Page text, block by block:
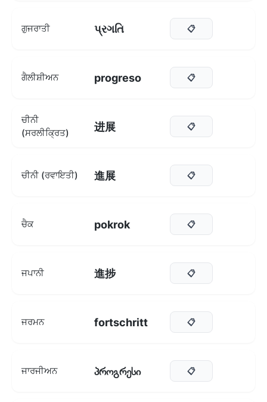
ਗੁਜਰਾਤੀ પ્રગતિ 📋
ਗੈਲੀਸ਼ੀਅਨ progreso 📋
ਚੀਨੀ
(ਸਰਲੀਕ੍ਰਿਤ)
进展 📋
ਚੀਨੀ (ਰਵਾਇਤੀ) 進展 📋
ਚੈਕ pokrok 📋
ਜਪਾਨੀ 進捗 📋
ਜਰਮਨ fortschritt 📋
ਜਾਰਜੀਅਨ პროგრესი 📋